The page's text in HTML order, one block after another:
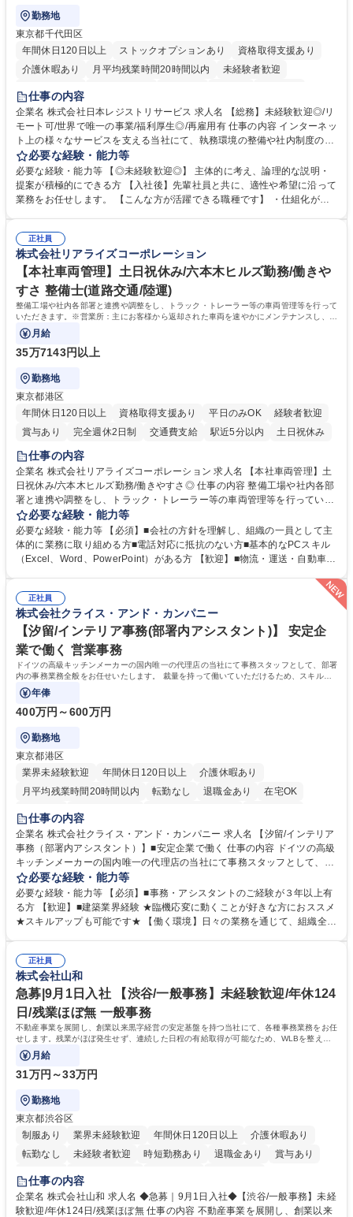
勤務地
東京都千代田区
年間休日120日以上
ストックオプションあり
資格取得支援あり
介護休暇あり
月平均残業時間20時間以内
未経験者歓迎
住宅手当あり
完全週休2日制
交通費支給 駅近5分以内 土日祝休み 服装自由
仕事の内容
企業名 株式会社日本レジストリサービス 求人名 【総務】未経験歓迎◎/リ
モート可/世界で唯一の事業/福利厚生◎/再雇用有 仕事の内容 インターネッ
ト上の様々なサービスを支える当社にて、執務環境の整備や社内制度の検
討、イベント運営などの幅広い業務を担当し、間接的に会社の生産性向上
や成長に貢献している部署です。 会社の全メンバーが安心して長く成果を
発揮できる環境を整えるために、毎日のメンテナンスや維持管理に加え、
新たな施策検討を積極的に行っていただき、会社全体を巻き込み課題解決
幅広い業務の体得が可能で、多様なキャリアパスを描くことも可能です。
募集職種 【総務】未経験歓迎◎/リモート可/世界で唯一の事業/福利厚生◎/
再雇用有
必要な経験・能力等
必要な経験・能力等 【◎未経験歓迎◎】 主体的に考え、論理的な説明・
提案が積極的にできる方 【入社後】先輩社員と共に、適性や希望に沿って
業務をお任せします。 【こんな方が活躍できる職種です】 ・仕組化が好
対処できる・新しいことに興味関心がある 【魅力】■自己啓発支援：資格
取得や通信教育など費用の80%（年間25万円まで）を補助 ■住宅手当：家
賃の50%（月額7万円まで）を補助 学歴・資格 学歴：大学院 大学 語学
力： 資格：
正社員
株式会社リアライズコーポレーション
【本社車両管理】土日祝休み/六本木ヒルズ勤務/働きや
すさ 整備士(道路交通/陸運)
整備工場や社内各部署と連携や調整をし、トラック・トレーラー等の車両管理等を行って
いただきます。※営業所：主にお客様から返却された車両を速やかにメンテナンスし、次
のお客様にお貸し出しするための拠点
月給
35万7143円以上
勤務地
東京都港区
年間休日120日以上
資格取得支援あり 平日のみOK
経験者歓迎
賞与あり
完全週休2日制 交通費支給 駅近5分以内 土日祝休み
仕事の内容
企業名 株式会社リアライズコーポレーション 求人名 【本社車両管理】土
日祝休み/六本木ヒルズ勤務/働きやすさ◎ 仕事の内容 整備工場や社内各部
署と連携や調整をし、トラック・トレーラー等の車両管理等を行っていた
だきます。※営業所：主にお客様から返却された車両を速やかにメンテナ
ンスし、次のお客様にお貸し出しするための拠点 【具体的には】■整備工
場への整備発注・入出庫調整、社内各部署との連携・調整■車両の入出庫
スケジュール管理■返却車両の整備に関する調査・進捗管理等※弊社事業
フラを支える責任とやりがいを実感できます。 ※勤務地は東京本社（六本
木ヒルズ）になります。 ※毎週土日しっかり休める週休2日制です。 募集
職種 【本社車両管理】土日祝休み/六本木ヒルズ勤務/働きやすさ◎
必要な経験・能力等
必要な経験・能力等 【必須】■会社の方針を理解し、組織の一員として主
体的に業務に取り組める方■電話対応に抵抗のない方■基本的なPCスキル
（Excel、Word、PowerPoint）がある方 【歓迎】■物流・運送・自動車・
整・交渉力：社内外との調整により高度な調整・交渉力が養われます。■
コストマネジメント能力：整備工場からの修理費の見積もりを精査し、無
駄なコストを見極めるため、経営的視点での数字感覚が身につきます。■
期日・進捗管理能力：リース開始日や車検のタイミング等を管理し調整す
る力が身に付きます。 学歴・資格 学歴：大学院 大学 語学力： 資格：
正社員
株式会社クライス・アンド・カンパニー
【汐留/インテリア事務(部署内アシスタント)】 安定企
業で働く 営業事務
ドイツの高級キッチンメーカーの国内唯一の代理店の当社にて事務スタッフとして、部署
内の事務業務全般をお任せいたします。 裁量を持って働いていただけるため、スキルア
ップも可能です。
年俸
400万円～600万円
勤務地
東京都港区
業界未経験歓迎
年間休日120日以上
介護休暇あり
月平均残業時間20時間以内
転勤なし 退職金あり
在宅OK
育休あり
完全週休2日制
駅近5分以内
土日祝休み
仕事の内容
企業名 株式会社クライス・アンド・カンパニー 求人名 【汐留/インテリア
事務（部署内アシスタント）】■安定企業で働く 仕事の内容 ドイツの高級
キッチンメーカーの国内唯一の代理店の当社にて事務スタッフとして、部
署内の事務業務全般をお任せいたします。 裁量を持って働いていただける
ため、スキルアップも可能です。 【部署内の事務業務全般】 ■サンプルの
仕分け・整理 ■電話応対 ■書類作成（会議資料、お客様宛請求書、支払書
類を取りまとめて経理へ提出等） ■ショールームアテンド・運営・予約業
インテリア事務（部署内アシスタント）】■安定企業で働く
必要な経験・能力等
必要な経験・能力等 【必須】■事務・アシスタントのご経験が３年以上有
る方 【歓迎】■建築業界経験 ★臨機応変に動くことが好きな方におススメ
★スキルアップも可能です★ 【働く環境】日々の業務を通じて、組織全体
ームとの協力や新しいアイデアを活かす場もあり、やりがいを感じながら
働けます。 【歓迎】 ■インテリアの業界のご経験が有る方■PCの作業に慣
れている方 学歴・資格 学歴：大学院 大学 高専 短大 専修学校 語学力： 資
格：
正社員
株式会社山和
急募|9月1日入社 【渋谷/一般事務】未経験歓迎/年休124
日/残業ほぼ無 一般事務
不動産事業を展開し、創業以来黒字経営の安定基盤を持つ当社にて、各種事務業務をお任
せします。残業がほぼ発生せず、連続した日程の有給取得が可能なため、WLBを整えた
い方にお勧めの環境です！
月給
31万円～33万円
勤務地
東京都渋谷区
制服あり
業界未経験歓迎 年間休日120日以上
介護休暇あり
転勤なし
未経験者歓迎 時短勤務あり 退職金あり
賞与あり
育休あり
完全週休2日制
仕事の内容
企業名 株式会社山和 求人名 ◆急募｜9月1日入社◆【渋谷/一般事務】未経
験歓迎/年休124日/残業ほぼ無 仕事の内容 不動産事業を展開し、創業以来